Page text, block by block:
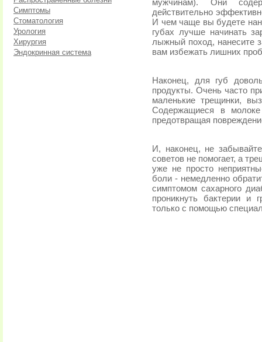
Симптомы
Стоматология
Урология
Хирургия
Эндокринная система
мужчинам). Они
действительно
И чем чаще вы будете
губах лучше начинать
лыжный поход, нанесите
вам избежать лишних
Наконец, для губ
продукты. Очень часто
маленькие трещинки,
Содержащиеся в
предотвращая
И, наконец, не
советов не помогает, а
уже не просто
боли - немедленно
симптомом сахарного
проникнуть бактерии и
только с помощью